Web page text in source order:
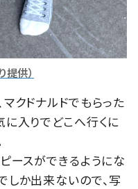
提供）
クドナルドでもらった
に入りでどこへ行くに
ースができるようにな
しか出来ないので、写